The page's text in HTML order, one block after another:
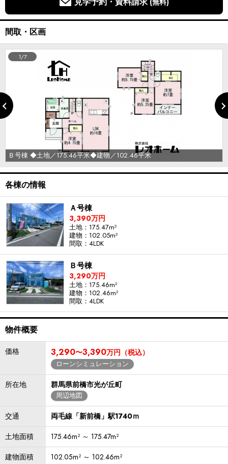
(無料)
間取・区画
Ｂ号棟 ◆土地／175.46平米◆建物／102.46平米
1/7
各棟の情報
Ａ号棟
3,390万円
土地：175.47m²
建物：102.05m²
間取：4LDK
Ｂ号棟
3,290万円
土地：175.46m²
建物：102.46m²
間取：4LDK
物件概要
価格 3,290〜3,390万円（税込）
ローンシミュレーション
所在地 群馬県前橋市光が丘町
周辺地図
交通
両毛線「新前橋」駅1740ｍ
土地面積
175.46m² ～ 175.47m²
建物面積
102.05m² ～ 102.46m²